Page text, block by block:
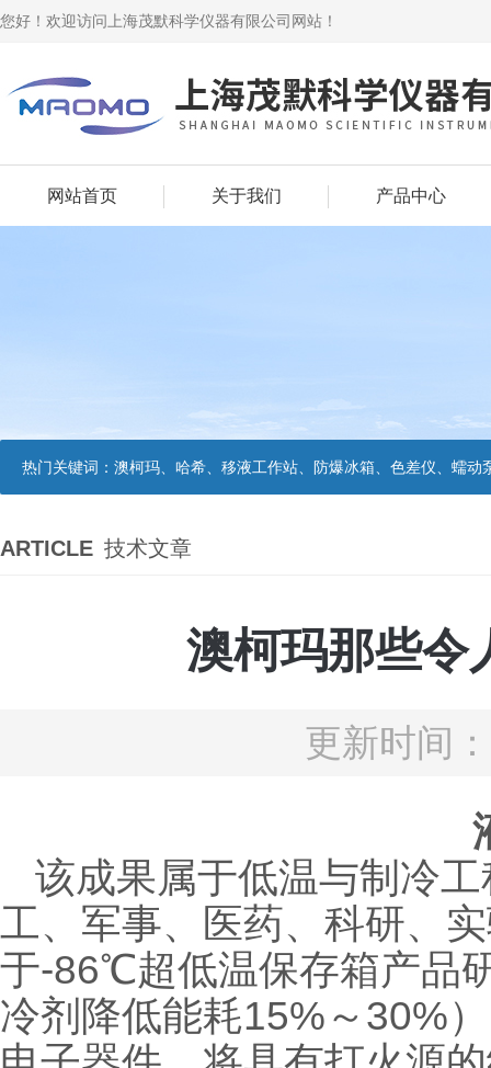
您好！欢迎访问上海茂默科学仪器有限公司网站！
网站首页 关于我们 产品中心
热门关键词： 澳柯玛、哈希、移液工作站、防爆冰箱、色差仪、蠕动
ARTICLE 技术文章
澳柯玛那些
更新时间
该成果属于低温与制冷
工、军事、医药、科研、
于-86℃超低温保存箱产品
冷剂降低能耗15%～30%